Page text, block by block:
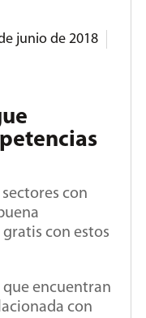
junio de 2018
con
con estos
que encuentran
con